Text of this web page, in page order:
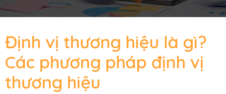
Định vị thương hiệu là gì?
Các phương pháp định vị
thương hiệu